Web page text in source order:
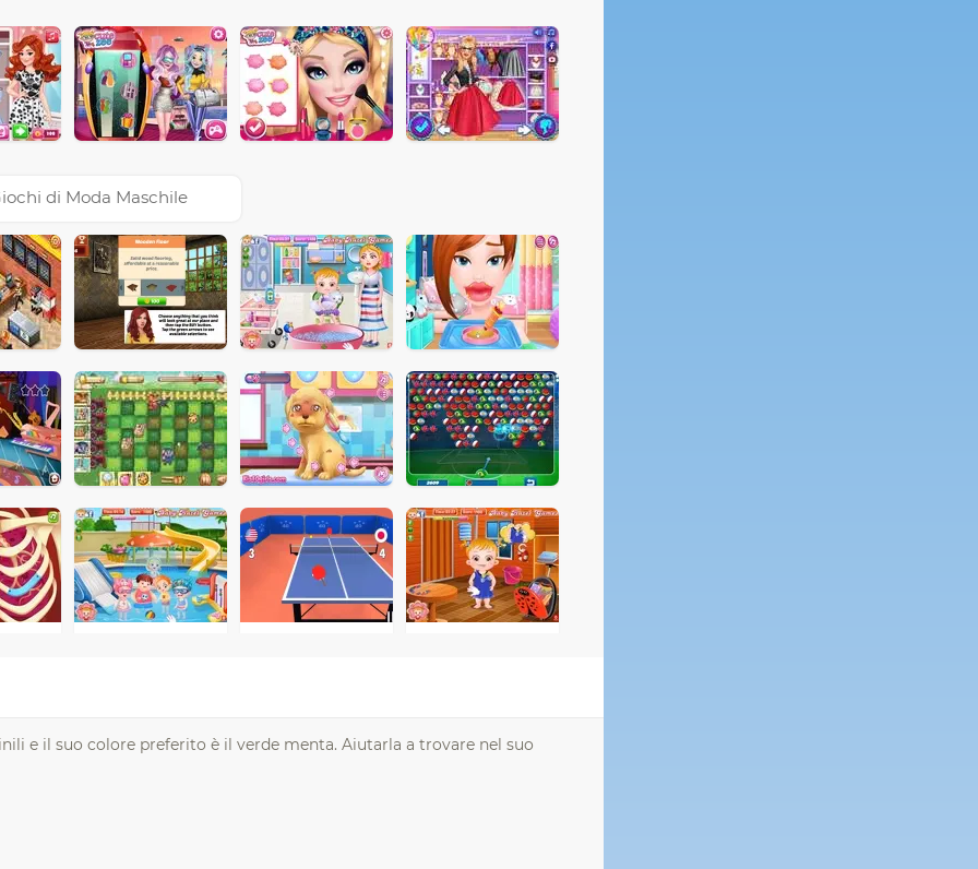
di Moda Maschile
e il suo colore preferito è il verde menta. Aiutarla a trovare nel suo